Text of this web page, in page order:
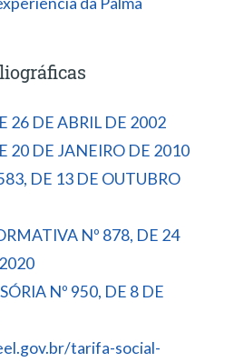
26 DE ABRIL DE 2002
20 DE JANEIRO DE 2010
DE 13 DE OUTUBRO
Nº 878, DE 24
Nº 950, DE 8 DE
tarifa-social-